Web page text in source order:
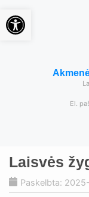
El.
Laisvės
Paskelbta:
Open toolbar